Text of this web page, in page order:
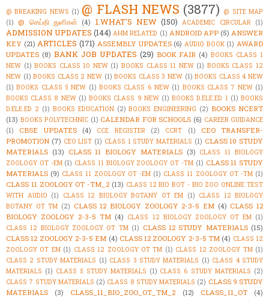
@ BREAKING NEWS (1) @ FLASH NEWS (3877) @ SITE MAP
(1) @ செய்தி துளிகள் (4) 1.WHAT'S NEW (150) ACADEMIC CIRCULAR (1)
ADMISSION UPDATES (144) AHM RELATED (1) ANDROID APP (5) ANSWER
KEY (21) ARTICLES (171) ASSEMBLY UPDATES (6) AUDIO BOOK (1) AWARD
UPDATES (8) BANK JOB UPDATES (29) BOOK FAIR (4) BOOKS CLASS 1
NEW (1) BOOKS CLASS 10 NEW (1) BOOKS CLASS 11 NEW (1) BOOKS CLASS 12
NEW (1) BOOKS CLASS 2 NEW (1) BOOKS CLASS 3 NEW (1) BOOKS CLASS 4 NEW
(1) BOOKS CLASS 5 NEW (1) BOOKS CLASS 6 NEW (1) BOOKS CLASS 7 NEW (1)
BOOKS CLASS 8 NEW (1) BOOKS CLASS 9 NEW (1) BOOKS D.ELE.ED 1 (1) BOOKS
D.ELE.ED 2 (1) BOOKS EDUCATION (2) BOOKS ENGINEERING (2) BOOKS NCERT
(13) BOOKS POLYTECHNIC (1) CALENDAR FOR SCHOOLS (6) CAREER GUIDANCE
(1)
CBSE UPDATES (4) CCE REGISTER (2) CCRT (1)
CEO TRANSFER-
PROMOTION (7) CEO LIST (1) CLASS 1 STUDY MATERIALS (1) CLASS 10 STUDY
MATERIALS (13) CLASS 11 BIOLOGY MATERIALS (3) CLASS 11 BIOLOGY
ZOOLOGY OT -EM (1) CLASS 11 BIOLOGY ZOOLOGY OT -TM (1) CLASS 11 STUDY
MATERIALS (9) CLASS 11 ZOOLOGY OT -EM (1) CLASS 11 ZOOLOGY OT -TM (1)
CLASS 11 ZOOLOGY OT -TM_2 (13) CLASS 12 BIO BOT - BIO ZOO ONLINE TEST
WITH AUDIO (1) CLASS 12 BIOLOGY BOTANY OT EM (1) CLASS 12 BIOLOGY
BOTANY OT TM (2) CLASS 12 BIOLOGY ZOOLOGY 2-3-5 EM (4) CLASS 12
BIOLOGY ZOOLOGY 2-3-5 TM (4) CLASS 12 BIOLOGY ZOOLOGY OT EM (1)
CLASS 12 BIOLOGY ZOOLOGY OT TM (1) CLASS 12 STUDY MATERIALS (15)
CLASS 12 ZOOLOGY 2-3-5 EM (4) CLASS 12 ZOOLOGY 2-3-5 TM (4) CLASS 12
ZOOLOGY OT EM (1) CLASS 12 ZOOLOGY OT TM (1) CLASS 12 ZOOLOGY TM (1)
CLASS 2 STUDY MATERIALS (1) CLASS 3 STUDY MATERIALS (1) CLASS 4 STUDY
MATERIALS (1) CLASS 5 STUDY MATERIALS (1) CLASS 6 STUDY MATERIALS (2)
CLASS 7 STUDY MATERIALS (2) CLASS 8 STUDY MATERIALS (2) CLASS 9 STUDY
MATERIALS
(3) CLASS_11_BIO_ZOO_OT_TM_2 (12) CLASS_11_OT
(4)